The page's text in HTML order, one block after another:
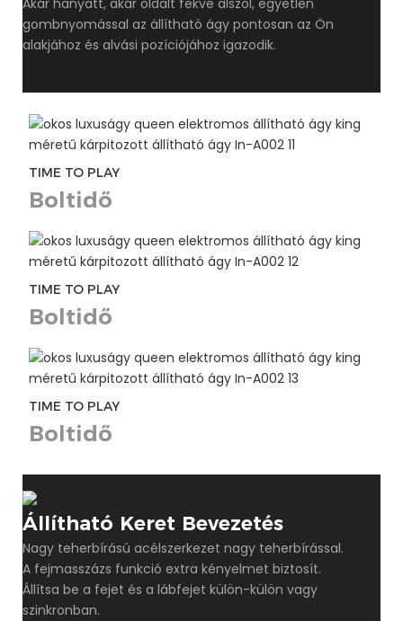
gombnyomással az állítható ágy pontosan az Ön
alakjához és alvási pozíciójához igazodik.
TIME TO PLAY
Boltidő
TIME TO PLAY
Boltidő
TIME TO PLAY
Boltidő
Állítható Keret Bevezetés
Nagy teherbírású acélszerkezet nagy teherbírással.
A fejmasszázs funkció extra kényelmet biztosít.
Állítsa be a fejet és a lábfejet külön-külön vagy
szinkronban.